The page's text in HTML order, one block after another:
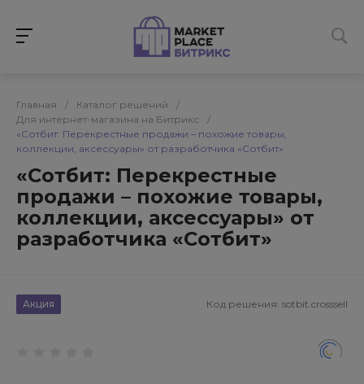
Главная / Каталог решений
/
Для интернет-магазина на Битрикс
/
«Сотбит: Перекрестные продажи – похожие товары,
коллекции, аксессуары» от разработчика «Сотбит»
«Сотбит: Перекрестные
продажи – похожие товары,
коллекции, аксессуары» от
разработчика «Сотбит»
Акция Код решения: sotbit.crosssell